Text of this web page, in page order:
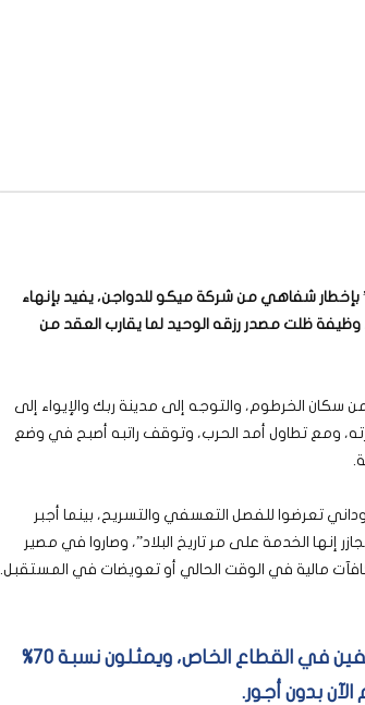
شفاهي من شركة ميكو للدواجن، يفيد بإنهاء
ظلت مصدر رزقه الوحيد لما يقارب العقد من
سكان الخرطوم، والتوجه إلى مدينة ربك والإيواء إلى
ومع تطاول أمد الحرب، وتوقف راتبه أصبح في وضع
تعرضوا للفصل التعسفي والتسريح، بينما أجبر
الخدمة على مر تاريخ البلاد”، وصاروا في مصير
مالية في الوقت الحالي أو تعويضات في المستقبل.
حوالي 6 ملايين سوداني يعملون كموظفين في القطاع الخاص، ويمثلون نسبة 70%
بدون أجور.